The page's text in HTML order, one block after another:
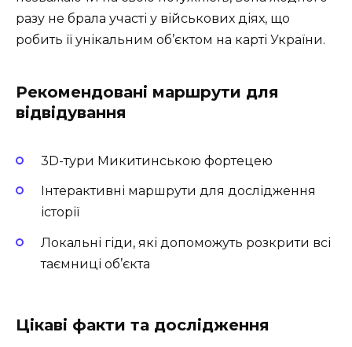
разу не брала участі у військових діях, що
робить її унікальним об’єктом на карті України.
Рекомендовані маршрути для
відвідування
3D-тури Микитинською фортецею
Інтерактивні маршрути для дослідження
історії
Локальні гіди, які допоможуть розкрити всі
таємниці об’єкта
Цікаві факти та дослідження